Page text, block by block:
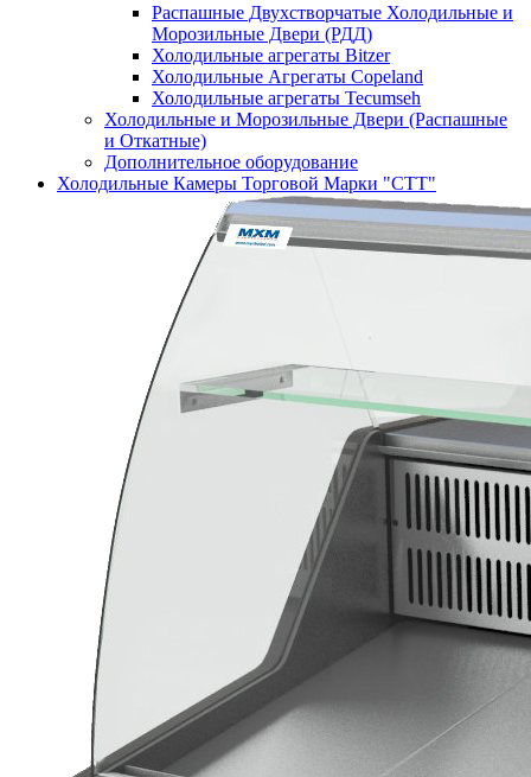
Распашные Двухстворчатые Холодильные и
Морозильные Двери (РДД)
Холодильные агрегаты Bitzer
Холодильные Агрегаты Copeland
Холодильные агрегаты Tecumseh
Холодильные и Морозильные Двери (Распашные
и Откатные)
Дополнительное оборудование
Холодильные Камеры Торговой Марки "СТТ"